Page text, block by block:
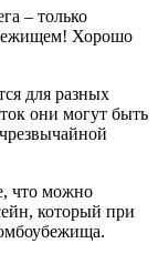
для разных
они могут быть
что можно
который при